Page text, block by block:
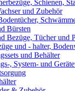
Schienen,
und Zubehör
Bürsten
Bezüge, Tücher und
und - halter,
und Behälter
, System- und